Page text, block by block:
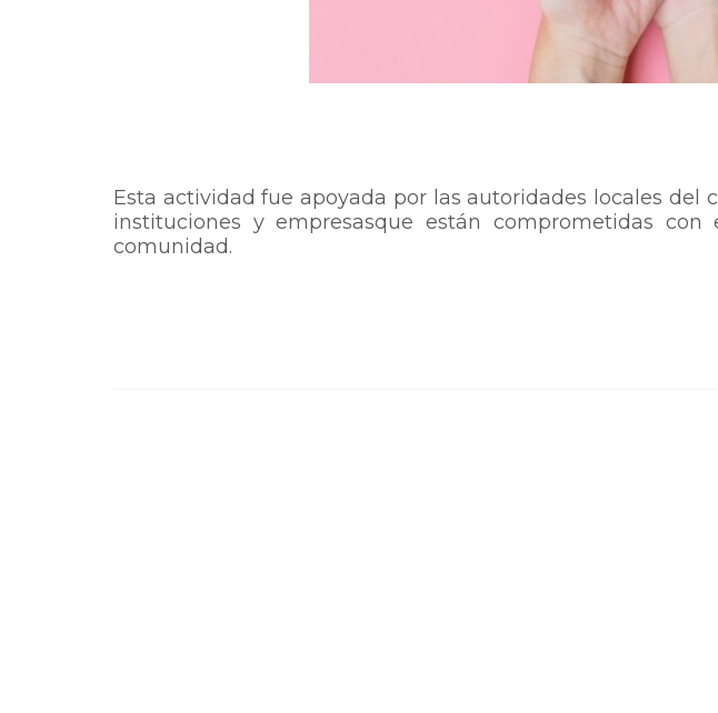
Esta actividad fue apoyada por las autoridades locales del
instituciones y empresasque están comprometidas
comunidad.